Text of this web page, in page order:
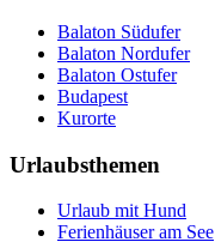
Balaton Südufer
Balaton Nordufer
Balaton Ostufer
Budapest
Kurorte
Urlaubsthemen
Urlaub mit Hund
Ferienhäuser am See